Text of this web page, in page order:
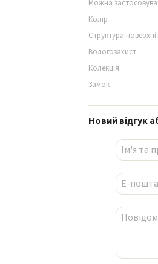
Можна
Колір
Структура поверхні
Вологозахист
Колекція
Замок
Новий відгук